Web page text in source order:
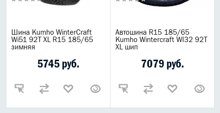
Liqui moly
Castrol
Лукойл
Motul
G-Energy
Mannol
Шина Kumho WinterCraft
Wi51 92T XL R15 185/65
зимняя
5745 руб.
Автошина R15 185/65
Kumho Wintercraft WI32 92T
XL шип
7079 руб.